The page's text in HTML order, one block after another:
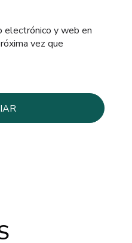
electrónico y web en
vez que